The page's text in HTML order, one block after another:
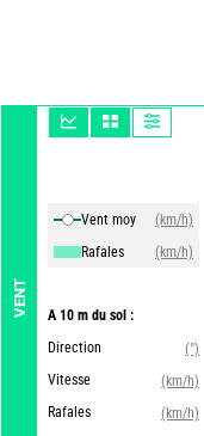
VENT
Vent moy
(km/h)
Rafales
(km/h)
A 10 m du sol :
Direction
(°)
Vitesse
(km/h)
Rafales
(km/h)